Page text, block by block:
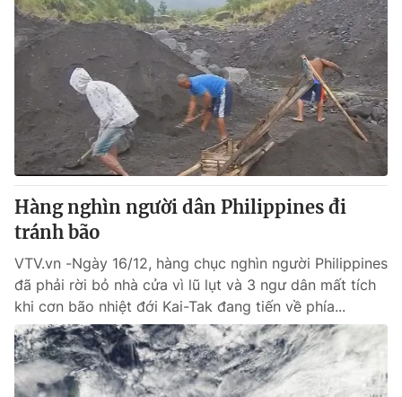
Hàng nghìn người dân Philippines đi
tránh bão
VTV.vn -Ngày 16/12, hàng chục nghìn người Philippines
đã phải rời bỏ nhà cửa vì lũ lụt và 3 ngư dân mất tích
khi cơn bão nhiệt đới Kai-Tak đang tiến về phía...